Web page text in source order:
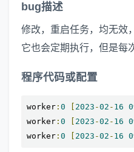
bug描述
修改，重启任务，均无效
它也会定期执行，但是每
程序代码或配置
worker : 0 2023 -02 - 16
worker : 0 2023 -02 - 16
worker : 0 2023 -02 - 16